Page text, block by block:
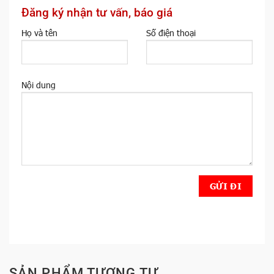
Đăng ký nhận tư vấn, báo giá
Họ và tên Số điện thoại
Nội dung